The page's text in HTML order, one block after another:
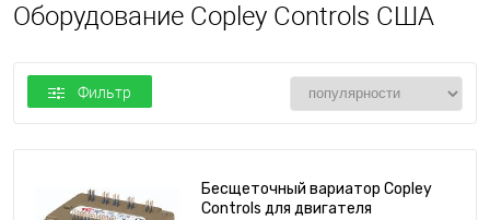
Оборудование Copley Controls США
Фильтр
Бесщеточный вариатор Copley
Controls для двигателя